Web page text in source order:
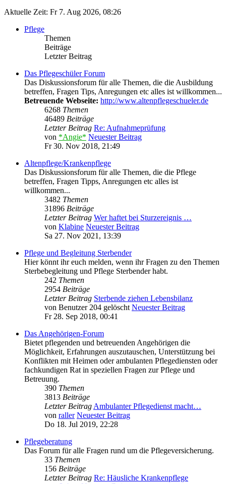
Aktuelle Zeit: Fr 7. Aug 2026, 08:26
Pflege
Themen
Beiträge
Letzter Beitrag
Das Pflegeschüler Forum
Das Diskussionsforum für alle Themen, die die Ausbildung
betreffen, Fragen Tips, Anregungen etc alles ist willkommen...
Betreuende Webseite: http://www.altenpflegeschueler.de
6268 Themen
46489 Beiträge
Letzter Beitrag Re: Aufnahmeprüfung
von *Angie* Neuester Beitrag
Fr 30. Nov 2018, 21:49
Altenpflege/Krankenpflege
Das Diskussionsforum für alle Themen, die die Pflege
betreffen, Fragen Tipps, Anregungen etc alles ist
willkommen...
3482 Themen
31896 Beiträge
Letzter Beitrag Wer haftet bei Sturzereignis …
von Klabine Neuester Beitrag
Sa 27. Nov 2021, 13:39
Pflege und Begleitung Sterbender
Hier könnt ihr euch melden, wenn ihr Fragen zu den Themen
Sterbebegleitung und Pflege Sterbender habt.
242 Themen
2954 Beiträge
Letzter Beitrag Sterbende ziehen Lebensbilanz
von Benutzer 204 gelöscht Neuester Beitrag
Fr 28. Sep 2018, 00:41
Das Angehörigen-Forum
Bietet pflegenden und betreuenden Angehörigen die
Möglichkeit, Erfahrungen auszutauschen, Unterstützung bei
Konflikten mit Heimen oder ambulanten Pflegediensten oder
fachkundigen Rat in speziellen Fragen zur Pflege und
Betreuung.
390 Themen
3813 Beiträge
Letzter BeitragAmbulanter Pflegedienst macht…
von raller Neuester Beitrag
Do 18. Jul 2019, 22:28
Pflegeberatung
Das Forum für alle Fragen rund um die Pflegeversicherung.
33 Themen
156 Beiträge
Letzter Beitrag Re: Häusliche Krankenpflege